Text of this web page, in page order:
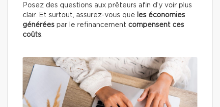
Posez des questions aux prêteurs afin d’y voir plus
clair. Et surtout, assurez-vous que
les économies
générées par le refinancement compensent ces
coûts.